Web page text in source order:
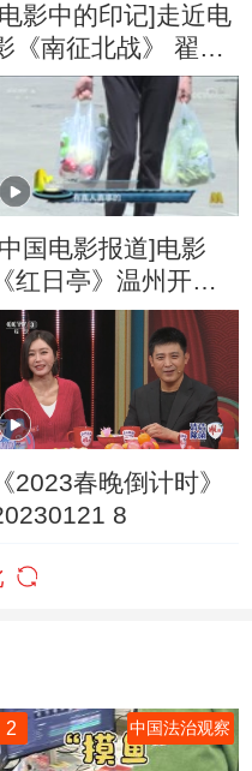
影中的印记]走近电
《南征北战》 翟俊
孟祥青揭秘电影的
幕后故事
国电影报道]电影
《红日亭》温州开机
美娟 高明用表演呼
爱心
《2023春晚倒计时》
8
2 中国法治观察